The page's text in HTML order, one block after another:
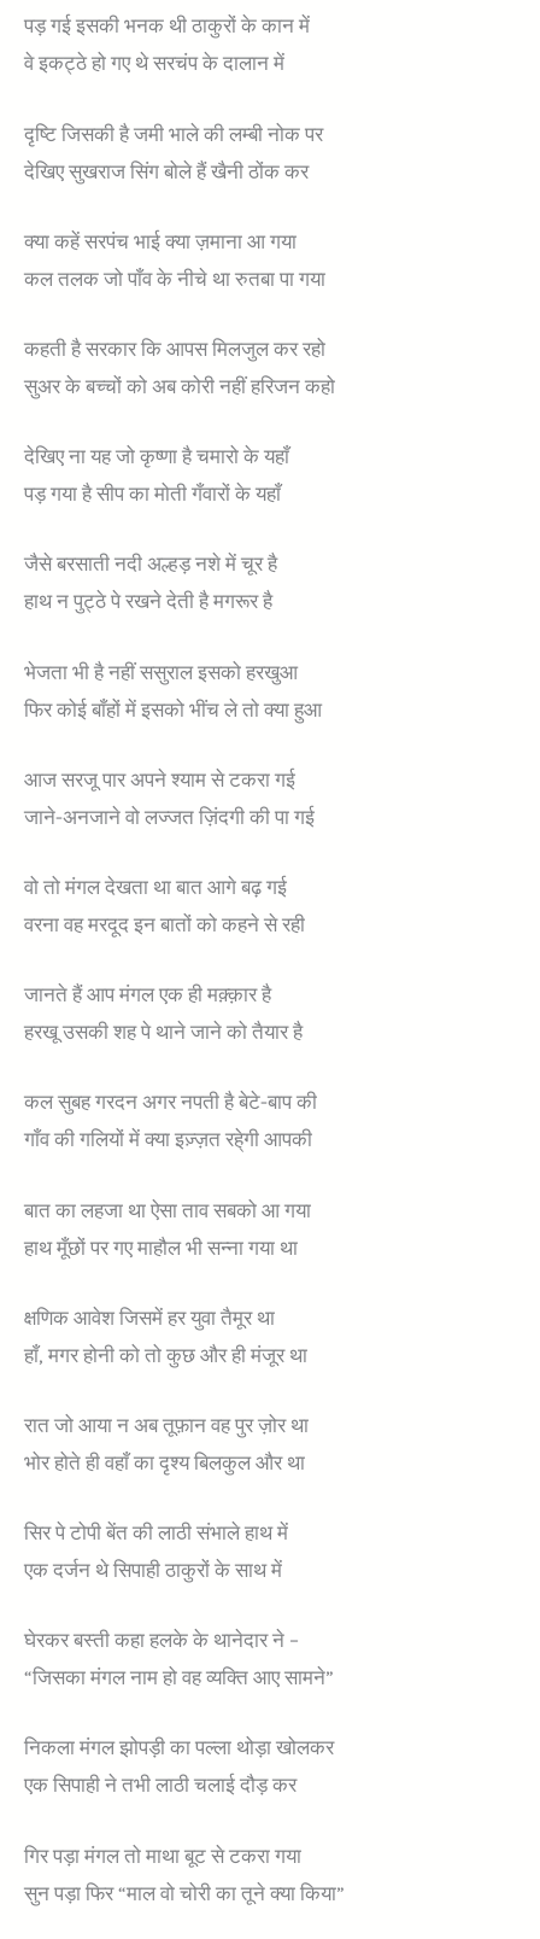
पड़ गई इसकी भनक थी ठाकुरों के कान में
वे इकट्ठे हो गए थे सरचंप के दालान में
दृष्टि जिसकी है जमी भाले की लम्बी नोक पर
देखिए सुखराज सिंग बोले हैं खैनी ठोंक कर
क्या कहें सरपंच भाई क्या ज़माना आ गया
कल तलक जो पाँव के नीचे था रुतबा पा गया
कहती है सरकार कि आपस मिलजुल कर रहो
सुअर के बच्चों को अब कोरी नहीं हरिजन कहो
देखिए ना यह जो कृष्णा है चमारो के यहाँ
पड़ गया है सीप का मोती गँवारों के यहाँ
जैसे बरसाती नदी अल्हड़ नशे में चूर है
हाथ न पुट्ठे पे रखने देती है मगरूर है
भेजता भी है नहीं ससुराल इसको हरखुआ
फिर कोई बाँहों में इसको भींच ले तो क्या हुआ
आज सरजू पार अपने श्याम से टकरा गई
जाने-अनजाने वो लज्जत ज़िंदगी की पा गई
वो तो मंगल देखता था बात आगे बढ़ गई
वरना वह मरदूद इन बातों को कहने से रही
जानते हैं आप मंगल एक ही मक़्क़ार है
हरखू उसकी शह पे थाने जाने को तैयार है
कल सुबह गरदन अगर नपती है बेटे-बाप की
गाँव की गलियों में क्या इज़्ज़त रहे्गी आपकी
बात का लहजा था ऐसा ताव सबको आ गया
हाथ मूँछों पर गए माहौल भी सन्ना गया था
क्षणिक आवेश जिसमें हर युवा तैमूर था
हाँ, मगर होनी को तो कुछ और ही मंजूर था
रात जो आया न अब तूफ़ान वह पुर ज़ोर था
भोर होते ही वहाँ का दृश्य बिलकुल और था
सिर पे टोपी बेंत की लाठी संभाले हाथ में
एक दर्जन थे सिपाही ठाकुरों के साथ में
घेरकर बस्ती कहा हलके के थानेदार ने –
“जिसका मंगल नाम हो वह व्यक्ति आए सामने”
निकला मंगल झोपड़ी का पल्ला थोड़ा खोलकर
एक सिपाही ने तभी लाठी चलाई दौड़ कर
गिर पड़ा मंगल तो माथा बूट से टकरा गया
सुन पड़ा फिर “माल वो चोरी का तूने क्या किया”